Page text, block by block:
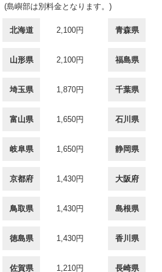
(島嶼部は別料金となります。)
北海道 2,100円 青森県
山形県 2,100円 福島県
埼玉県 1,870円 千葉県
富山県 1,650円 石川県
岐阜県 1,650円 静岡県
京都府 1,430円 大阪府
鳥取県 1,430円 島根県
徳島県 1,430円 香川県
佐賀県 1,210円 長崎県